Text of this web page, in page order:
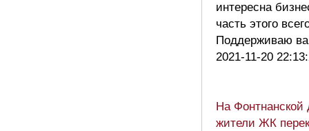
интересна
часть этого
Поддерживаю
2021-11-20
На Фонтнанской
жители ЖК